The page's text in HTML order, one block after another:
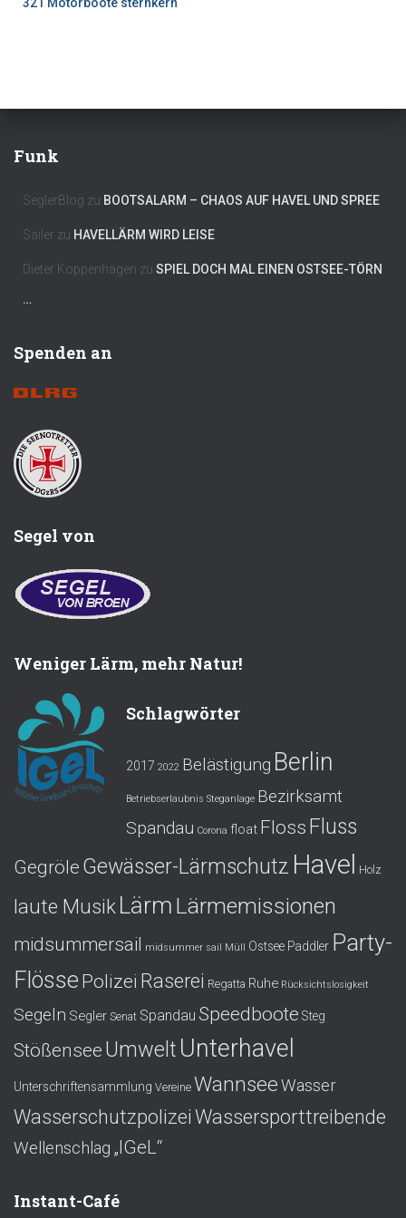
Funk
SeglerBlog zu BOOTSALARM – CHAOS AUF HAVEL UND SPREE
Sailer zu HAVELLÄRM WIRD LEISE
Dieter Koppenhagen zu SPIEL DOCH MAL EINEN OSTSEE-TÖRN
…
Spenden an
Segel von
Weniger Lärm, mehr Natur!
Schlagwörter
2017 2022 Belästigung Berlin
Betriebserlaubnis Steganlage Bezirksamt
Spandau Corona float Floss Fluss
Gegröle Gewässer-Lärmschutz Havel Holz
laute Musik Lärm Lärmemissionen
midsummersail midsummer sail Müll Ostsee Paddler Party-
FlössePolizei Raserei Regatta Ruhe Rücksichtslosigkeit
Segeln Segler Senat Spandau Speedboote Steg
Stößensee Umwelt Unterhavel
Unterschriftensammlung Vereine WannseeWasser
Wasserschutzpolizei Wassersporttreibende
Wellenschlag „IGeL“
Instant-Café